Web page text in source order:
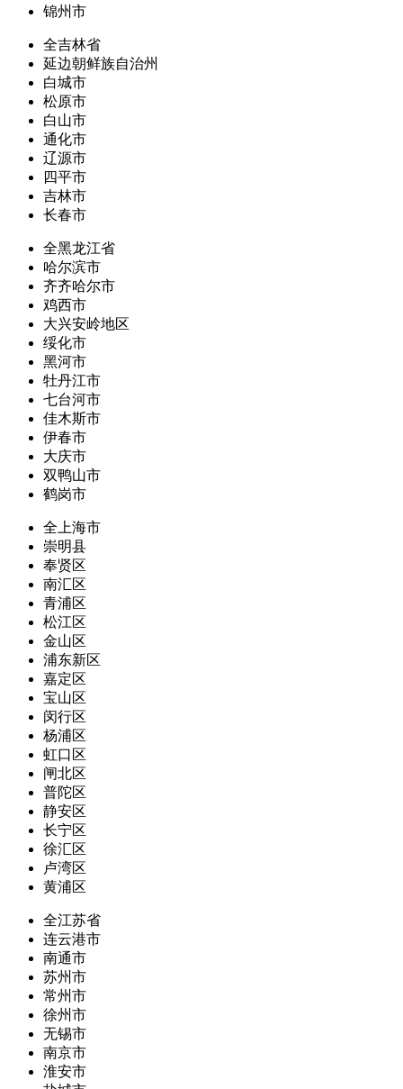
锦州市
全吉林省
延边朝鲜族自治州
白城市
松原市
白山市
通化市
辽源市
四平市
吉林市
长春市
全黑龙江省
哈尔滨市
齐齐哈尔市
鸡西市
大兴安岭地区
绥化市
黑河市
牡丹江市
七台河市
佳木斯市
伊春市
大庆市
双鸭山市
鹤岗市
全上海市
崇明县
奉贤区
南汇区
青浦区
松江区
金山区
浦东新区
嘉定区
宝山区
闵行区
杨浦区
虹口区
闸北区
普陀区
静安区
长宁区
徐汇区
卢湾区
黄浦区
全江苏省
连云港市
南通市
苏州市
常州市
徐州市
无锡市
南京市
淮安市